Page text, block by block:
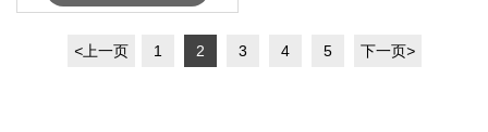
<上一页 1 2 3 4 5 下一页>